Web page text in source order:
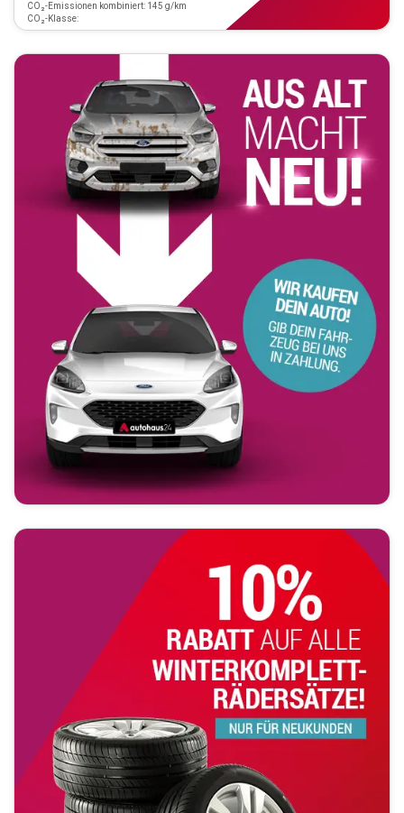
CO₂-Emissionen kombiniert: 145 g/km
CO₂-Klasse: